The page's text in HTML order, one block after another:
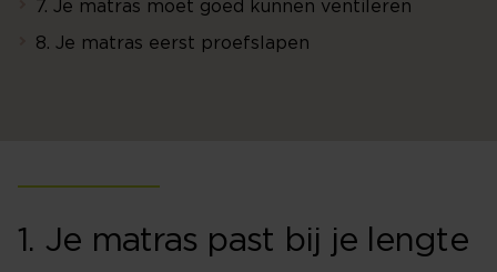
7. Je matras moet goed kunnen ventileren
8. Je matras eerst proefslapen
1. Je matras past bij je lengte